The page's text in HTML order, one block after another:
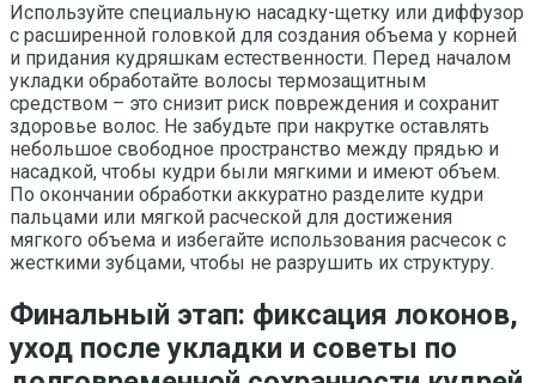
Используйте специальную насадку-щетку или диффузор
с расширенной головкой для создания объема у корней
и придания кудряшкам естественности. Перед началом
укладки обработайте волосы термозащитным
средством – это снизит риск повреждения и сохранит
здоровье волос. Не забудьте при накрутке оставлять
небольшое свободное пространство между прядью и
насадкой, чтобы кудри были мягкими и имеют объем.
По окончании обработки аккуратно разделите кудри
пальцами или мягкой расческой для достижения
мягкого объема и избегайте использования расчесок с
жесткими зубцами, чтобы не разрушить их структуру.
Финальный этап: фиксация локонов,
уход после укладки и советы по